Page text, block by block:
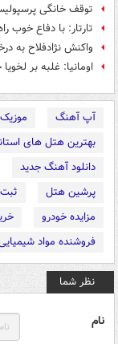
توقف خانگی
تارتار: با دفاع خوب
واکنش نژادفلاح به
اومانیا: غلبه بر
آپ آهنگ
بهترین هتل های
دانلود آهنگ جدید
پرشین هتل
مزایده خودرو
فروشنده مواد
نظر شما
نام